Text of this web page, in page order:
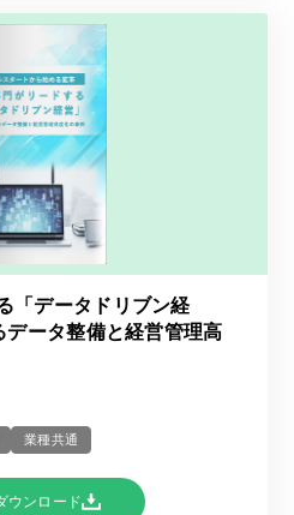
「データドリブン経
ータ整備と経営管理高
業種共通
ウンロード